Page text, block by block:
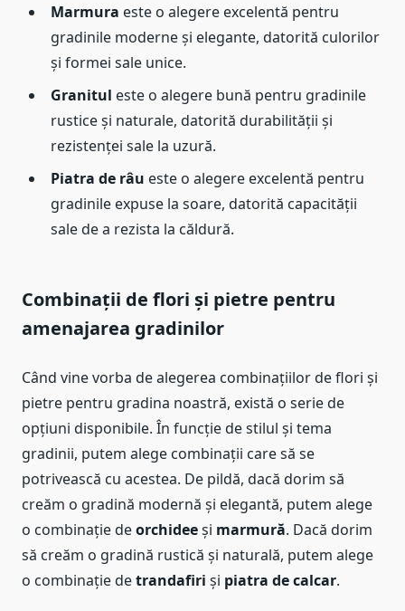
Marmura este o alegere excelentă pentru
gradinile moderne și elegante, datorită culorilor
și formei sale unice.
Granitul este o alegere bună pentru gradinile
rustice și naturale, datorită durabilității și
rezistenței sale la uzură.
Piatra de râu este o alegere excelentă pentru
gradinile expuse la soare, datorită capacității
sale de a rezista la căldură.
Combinații de flori și pietre pentru
amenajarea gradinilor
Când vine vorba de alegerea combinațiilor de flori și
pietre pentru gradina noastră, există o serie de
opțiuni disponibile. În funcție de stilul și tema
gradinii, putem alege combinații care să se
potrivească cu acestea. De pildă, dacă dorim să
creăm o gradină modernă și elegantă, putem alege
o combinație deorchideeși marmură. Dacă dorim
să creăm o gradină rustică și naturală, putem alege
o combinație detrandafiri și piatra de calcar.